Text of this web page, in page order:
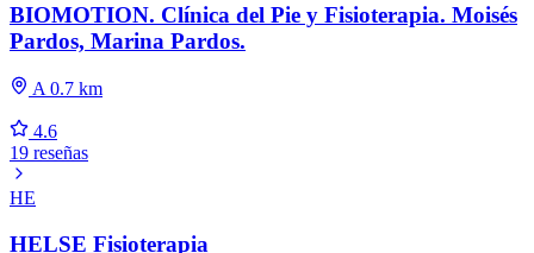
BIOMOTION. Clínica del Pie y Fisioterapia. Moisés
Pardos, Marina Pardos.
A 0.7 km
4.6
19 reseñas
HE
HELSE Fisioterapia